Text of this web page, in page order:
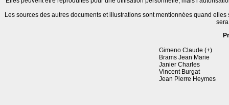
Les sources des autres documents et illustrations sont mentionnées quand
Gimeno Claude (+)
Brams Jean Marie
Janier Charles
Vincent Burgat
Jean Pierre Heymes